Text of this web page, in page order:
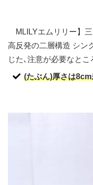
MLILYエムリリー】
高反発の二層構造 シン
じた､注意が必要なと
(たぶん)厚さは8cm